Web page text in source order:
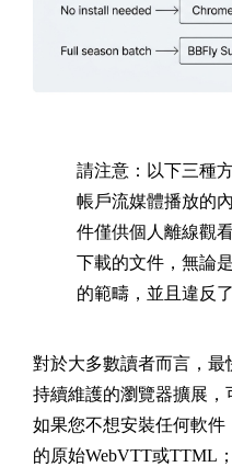
請注意： 以下三種
帳戶流媒體播放的
件僅供個人離線觀
下載的文件，無論
的範疇，並且違反
對於大多數讀者而言，最
持續維護的瀏覽器擴展，
如果您不想安裝任何軟件
的原始WebVTT或TTML